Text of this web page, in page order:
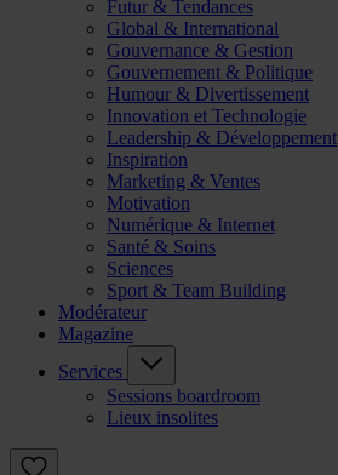
Futur & Tendances
Global & International
Gouvernance & Gestion
Gouvernement & Politique
Humour & Divertissement
Innovation et Technologie
Leadership & Développement
Inspiration
Marketing & Ventes
Motivation
Numérique & Internet
Santé & Soins
Sciences
Sport & Team Building
Modérateur
Magazine
Services
Sessions boardroom
Lieux insolites